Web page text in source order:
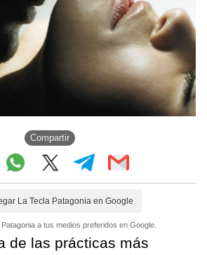
Compartir
La Tecla Patagonia en Google
a tus medios preferidos en Google.
de las prácticas más